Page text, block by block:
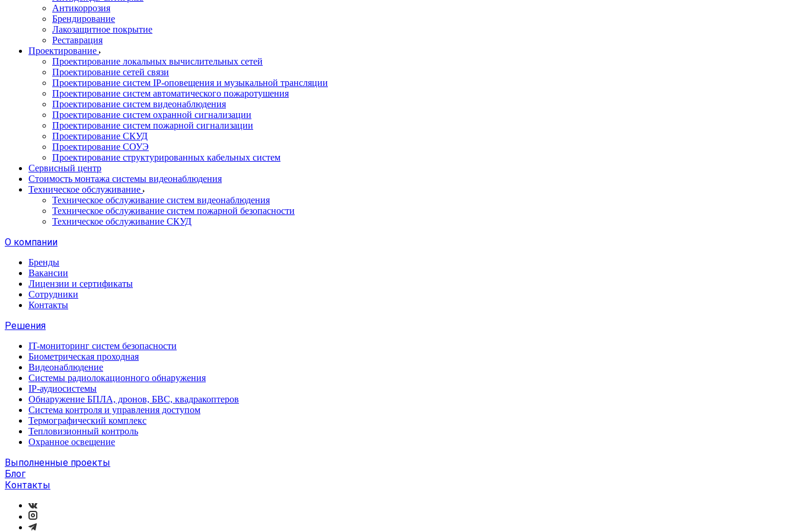
Антикоррозия
Брендирование
Лакозащитное покрытие
Реставрация
Проектирование
Проектирование локальных вычислительных сетей
Проектирование сетей связи
Проектирование систем IP-оповещения и музыкальной трансляции
Проектирование систем автоматического пожаротушения
Проектирование систем видеонаблюдения
Проектирование систем охранной сигнализации
Проектирование систем пожарной сигнализации
Проектирование СКУД
Проектирование СОУЭ
Проектирование структурированных кабельных систем
Сервисный центр
Стоимость монтажа системы видеонаблюдения
Техническое обслуживание
Техническое обслуживание систем видеонаблюдения
Техническое обслуживание систем пожарной безопасности
Техническое обслуживание СКУД
О компании
Бренды
Вакансии
Лицензии и сертификаты
Сотрудники
Контакты
Решения
IT-мониторинг систем безопасности
Биометрическая проходная
Видеонаблюдение
Системы радиолокационного обнаружения
IP-аудиосистемы
Обнаружение БПЛА, дронов, БВС, квадракоптеров
Система контроля и управления доступом
Термографический комплекс
Тепловизионный контроль
Охранное освещение
Выполненные проекты
Блог
Контакты